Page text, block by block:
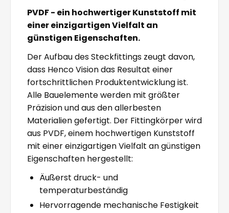
PVDF - ein hochwertiger Kunststoff mit
einer einzigartigen Vielfalt an
günstigen Eigenschaften.
Der Aufbau des Steckfittings zeugt davon,
dass Henco Vision das Resultat einer
fortschrittlichen Produktentwicklung ist.
Alle Bauelemente werden mit größter
Präzision und aus den allerbesten
Materialien gefertigt. Der Fittingkörper wird
aus PVDF, einem hochwertigen Kunststoff
mit einer einzigartigen Vielfalt an günstigen
Eigenschaften hergestellt:
Äußerst druck- und
temperaturbeständig
Hervorragende mechanische Festigkeit